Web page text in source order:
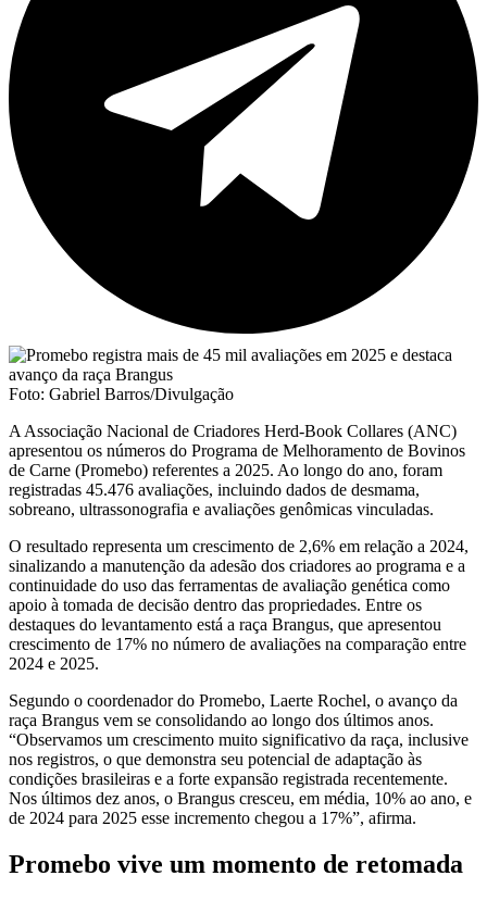
Foto: Gabriel Barros/Divulgação
A Associação Nacional de Criadores Herd-Book Collares (ANC)
apresentou os números do Programa de Melhoramento de Bovinos
de Carne (Promebo) referentes a 2025. Ao longo do ano, foram
registradas 45.476 avaliações, incluindo dados de desmama,
sobreano, ultrassonografia e avaliações genômicas vinculadas.
O resultado representa um crescimento de 2,6% em relação a 2024,
sinalizando a manutenção da adesão dos criadores ao programa e a
continuidade do uso das ferramentas de avaliação genética como
apoio à tomada de decisão dentro das propriedades. Entre os
destaques do levantamento está a raça Brangus, que apresentou
crescimento de 17% no número de avaliações na comparação entre
2024 e 2025.
Segundo o coordenador do Promebo, Laerte Rochel, o avanço da
raça Brangus vem se consolidando ao longo dos últimos anos.
“Observamos um crescimento muito significativo da raça, inclusive
nos registros, o que demonstra seu potencial de adaptação às
condições brasileiras e a forte expansão registrada recentemente.
Nos últimos dez anos, o Brangus cresceu, em média, 10% ao ano, e
de 2024 para 2025 esse incremento chegou a 17%”, afirma.
Promebo vive um momento de retomada